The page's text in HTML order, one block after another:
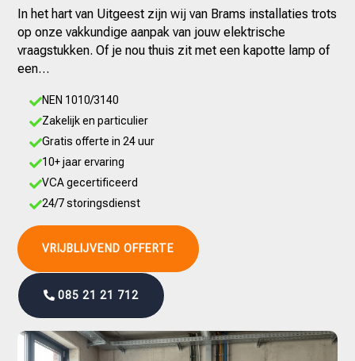
In het hart van Uitgeest zijn wij van Brams installaties trots
op onze vakkundige aanpak van jouw elektrische
vraagstukken. Of je nou thuis zit met een kapotte lamp of
een…
NEN 1010/3140
Zakelijk en particulier
Gratis offerte in 24 uur
10+ jaar ervaring
VCA gecertificeerd
24/7 storingsdienst
VRIJBLIJVEND OFFERTE
085 21 21 712